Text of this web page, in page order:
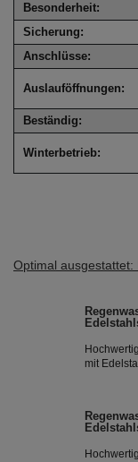
Besonderheit:
Sicherung:
Anschlüsse:
Auslauföffnungen:
Beständig:
Winterbetrieb:
Optimal ausgestattet:
mit
leitet
Dieser